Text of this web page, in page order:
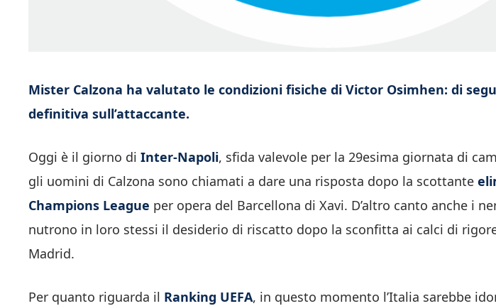
Mister Calzona ha valutato le condizioni fisiche di Victor Osimhen: di
definitiva sull’attaccante.
Oggi è il giorno di Inter-Napoli, sfida valevole per la 29esima giornata di
gli uomini di Calzona sono chiamati a dare una risposta dopo la scottante
Champions League per opera del Barcellona di Xavi. D’altro canto anche i
nutrono in loro stessi il desiderio di riscatto dopo la sconfitta ai calci di
Madrid.
Per quanto riguarda il Ranking UEFA, in questo momento l’Italia sarebbe